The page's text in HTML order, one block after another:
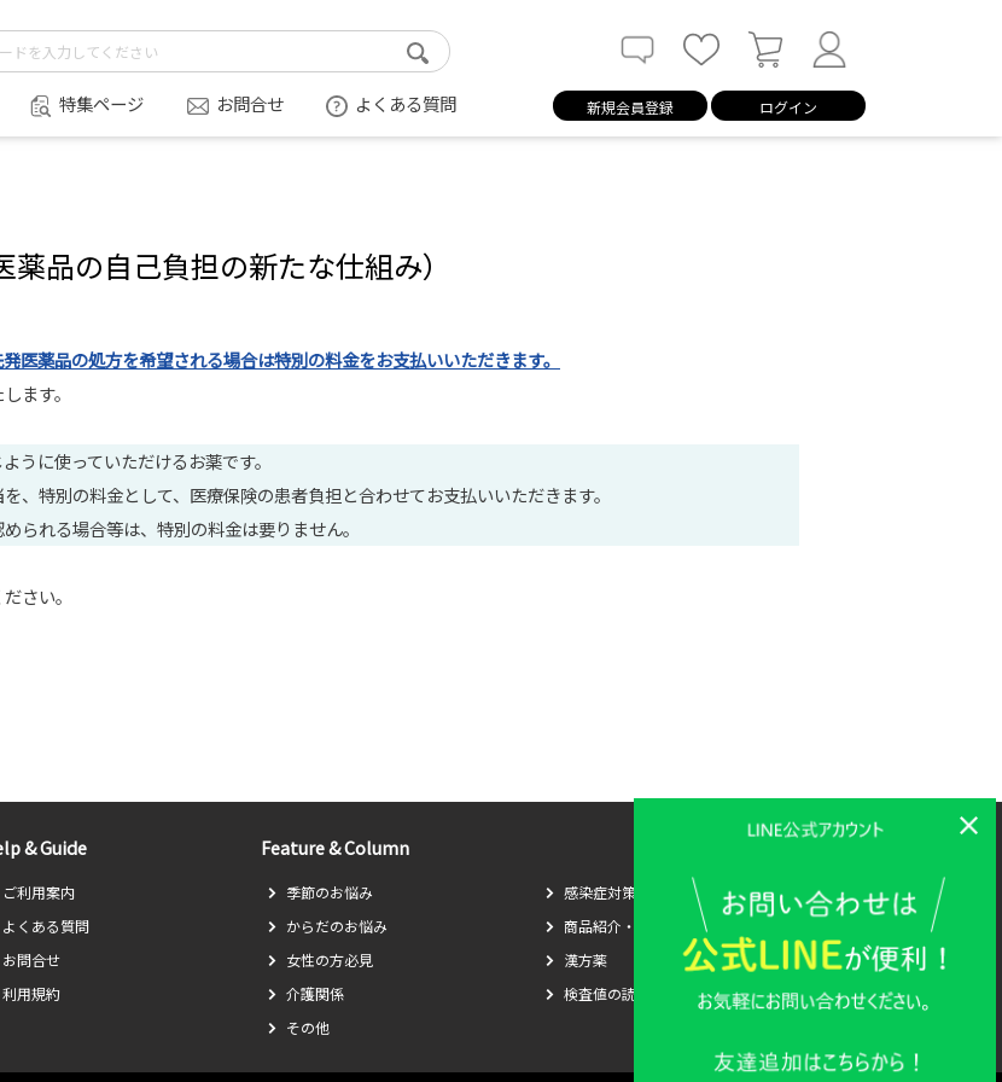
特集ページ お問合せ よくある質問 新規会員登録 ログイン
品の自己負担の新たな仕組み）
発医薬品の処方を希望される場合は特別の料金をお支払いいただきます。
ます。
うに使っていただけるお薬です。
、特別の料金として、医療保険の患者負担と合わせてお支払いいただきます。
られる場合等は、特別の料金は要りません。
さい。
& Guide
ご利用案内
よくある質問
お問合せ
利用規約
Feature & Column
季節のお悩み
感染症対策
からだのお悩み
商品紹介・比較
女性の方必見
漢方薬
介護関係
検査値の読み方
その他